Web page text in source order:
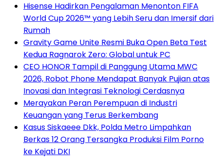
Hisense Hadirkan Pengalaman Menonton FIFA
World Cup 2026™ yang Lebih Seru dan Imersif dari
Rumah
Gravity Game Unite Resmi Buka Open Beta Test
Kedua Ragnarok Zero: Global untuk PC
CEO HONOR Tampil di Panggung Utama MWC
2026, Robot Phone Mendapat Banyak Pujian atas
Inovasi dan Integrasi Teknologi Cerdasnya
Merayakan Peran Perempuan di Industri
Keuangan yang Terus Berkembang
Kasus Siskaeee Dkk, Polda Metro Limpahkan
Berkas 12 Orang Tersangka Produksi Film Porno
ke Kejati DKI